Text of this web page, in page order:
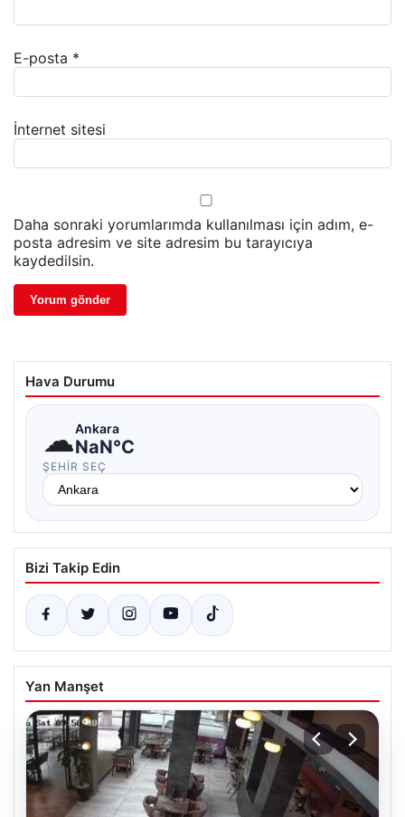
E-posta *
İnternet sitesi
Daha sonraki yorumlarımda kullanılması için adım, e-
posta adresim ve site adresim bu tarayıcıya
kaydedilsin.
Hava Durumu
☁Ankara
NaN°C
ŞEHIR SEÇ
Bizi Takip Edin
Yan Manşet